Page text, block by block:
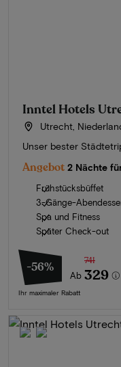
Inntel Hotels
Utrecht,
Unser bester
Angebot 2 Nächte
Frühstücksbüffet
3-Gänge-
Spa und Fitness
Später Check-out
-56%
Ab
741
329
Ihr maximaler Rabatt